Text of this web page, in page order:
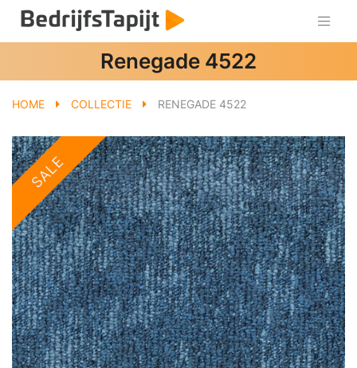
Renegade 4522
HOME COLLECTIE RENEGADE 4522
SALE